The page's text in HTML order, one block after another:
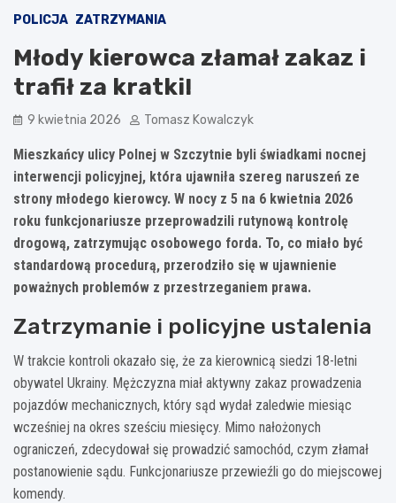
POLICJA ZATRZYMANIA
Młody kierowca złamał zakaz i
trafił za kratki!
9 kwietnia 2026 Tomasz Kowalczyk
Mieszkańcy ulicy Polnej w Szczytnie byli świadkami nocnej
interwencji policyjnej, która ujawniła szereg naruszeń ze
strony młodego kierowcy. W nocy z 5 na 6 kwietnia 2026
roku funkcjonariusze przeprowadzili rutynową kontrolę
drogową, zatrzymując osobowego forda. To, co miało być
standardową procedurą, przerodziło się w ujawnienie
poważnych problemów z przestrzeganiem prawa.
Zatrzymanie i policyjne ustalenia
W trakcie kontroli okazało się, że za kierownicą siedzi 18-letni
obywatel Ukrainy. Mężczyzna miał aktywny zakaz prowadzenia
pojazdów mechanicznych, który sąd wydał zaledwie miesiąc
wcześniej na okres sześciu miesięcy. Mimo nałożonych
ograniczeń, zdecydował się prowadzić samochód, czym złamał
postanowienie sądu. Funkcjonariusze przewieźli go do miejscowej
komendy.